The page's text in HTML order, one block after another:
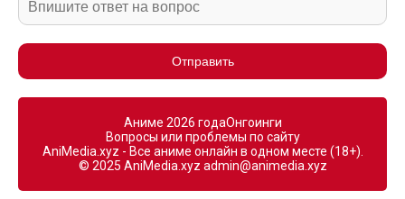
Отправить
Аниме 2026 годаОнгоинги
Вопросы или проблемы по сайту
AniMedia.xyz - Все аниме онлайн в одном месте (18+).
© 2025 AniMedia.xyz admin@animedia.xyz